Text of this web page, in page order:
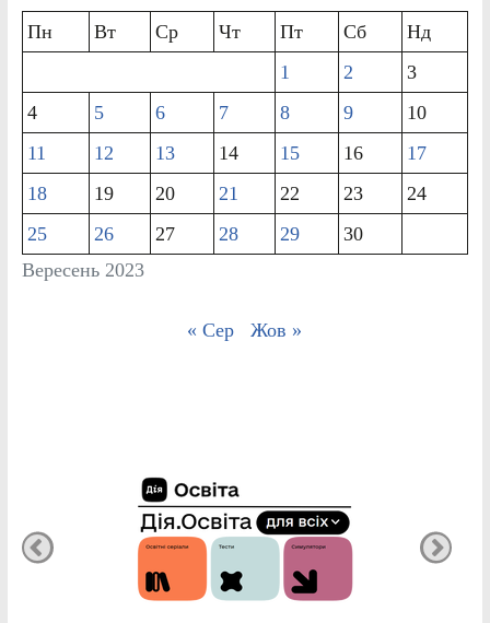
Вересень 2023
Пн Вт Ср Чт Пт Сб
Нд
1
2
3
4
5 6 7 8 9
10
11
12 13 14 15 16
17
18
19 20 21 22 23
24
25
26 27 28 29 30
« Сер Жов »